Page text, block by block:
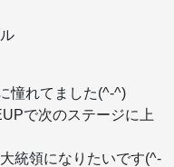
憧れてました(^-^)
で次のステージに上
統領になりたいです(^-